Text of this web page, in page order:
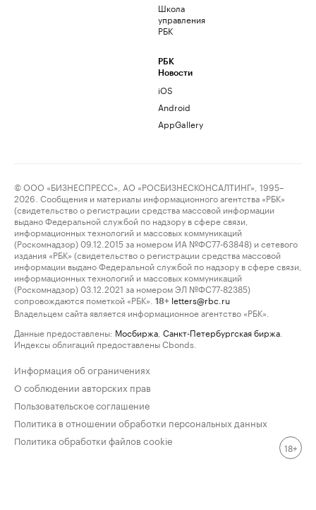
Школа
управления
РБК
РБК
Новости
iOS
Android
AppGallery
© ООО «БИЗНЕСПРЕСС», АО «РОСБИЗНЕСКОНСАЛТИНГ», 1995–
2026. Сообщения и материалы информационного агентства «РБК»
(свидетельство о регистрации средства массовой информации
выдано Федеральной службой по надзору в сфере связи,
информационных технологий и массовых коммуникаций
(Роскомнадзор) 09.12.2015 за номером ИА №ФС77-63848) и сетевого
издания «РБК» (свидетельство о регистрации средства массовой
информации выдано Федеральной службой по надзору в сфере связи,
информационных технологий и массовых коммуникаций
(Роскомнадзор) 03.12.2021 за номером ЭЛ №ФС77-82385)
сопровождаются пометкой «РБК».
18+ letters@rbc.ru
Владельцем сайта является информационное агентство «РБК».
Данные предоставлены: Мосбиржа Санкт-Петербургская биржа
Индексы облигаций предоставлены Cbonds.
Информация об ограничениях
О соблюдении авторских прав
Пользовательское соглашение
Политика в отношении обработки персональных данных
Политика обработки файлов cookie
18+